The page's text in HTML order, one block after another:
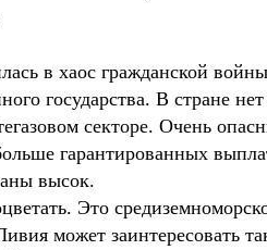
в хаос гражданской
государства. В стране
секторе. Очень
гарантированных
высок.
Это
может заинтересовать